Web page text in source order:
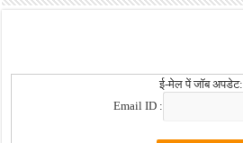
ई-मेल पें जॉब अपडेट:
Email ID :